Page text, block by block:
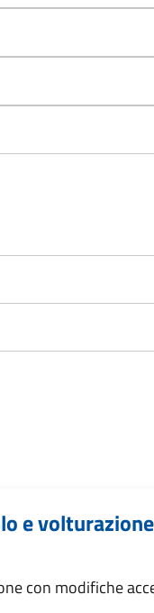
e
con modifiche